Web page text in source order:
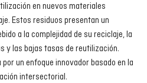
en nuevos materiales
Estos residuos presentan un
a la complejidad de su reciclaje, la
y las bajas tasas de reutilización.
un enfoque innovador basado en la
intersectorial.